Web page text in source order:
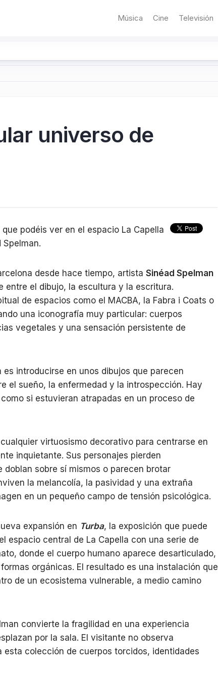
Música Cine Televisión
universo de
podéis ver en el espacio La Capella
Spelman.
desde hace tiempo, artista Sinéad Spelman
entre el dibujo, la escultura y la escritura.
de espacios como el MACBA, la Fabra i Coats o
una iconografía muy particular: cuerpos
vegetales y una sensación persistente de
introducirse en unos dibujos que parecen
el sueño, la enfermedad y la introspección. Hay
si estuvieran atrapadas en un proceso de
virtuosismo decorativo para centrarse en
inquietante. Sus personajes pierden
sobre sí mismos o parecen brotar
la melancolía, la pasividad y una extraña
en un pequeño campo de tensión psicológica.
expansión en Turba, la exposición que puede
espacio central de La Capella con una serie de
donde el cuerpo humano aparece desarticulado,
orgánicas. El resultado es una instalación que
de un ecosistema vulnerable, a medio camino
convierte la fragilidad en una experiencia
por la sala. El visitante no observa
colección de cuerpos torcidos, identidades